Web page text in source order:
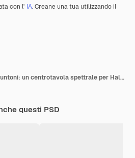
con l' IA. Creane una tua utilizzando il
Zucca intagliata a spuntoni: un centrotavola spettrale per Halloween
questi PSD